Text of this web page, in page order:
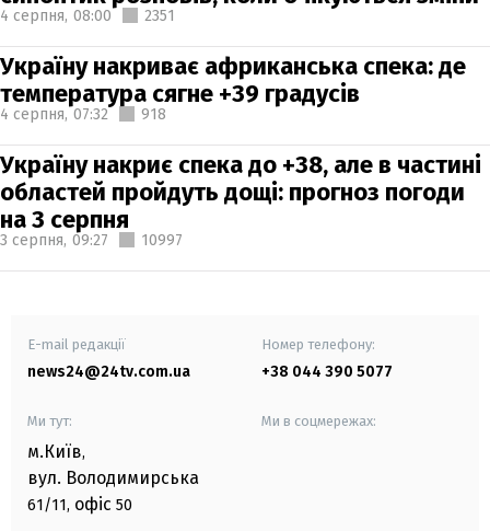
4 серпня, 08:00 2351
Україну накриває африканська спека: де
температура сягне +39 градусів
4 серпня, 07:32 918
Україну накриє спека до +38, але в частині
областей пройдуть дощі: прогноз погоди
на 3 серпня
3 серпня, 09:27 10997
E-mail редакції
news24@24tv.com.ua
Номер телефону:
+38 044 390 5077
Ми тут:
м.Київ,
вул. Володимирська
61/11, офіс 50
Ми в соцмережах: